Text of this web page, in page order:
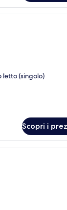
Un letto
letto (singolo)
Scopri i